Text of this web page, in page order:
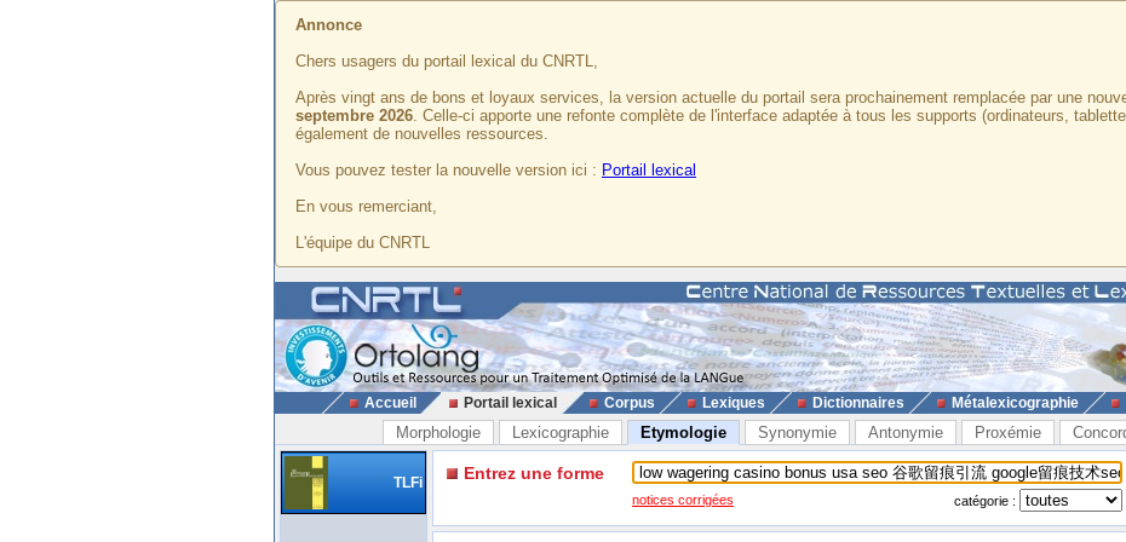
Annonce
Chers usagers du portail lexical du CNRTL,
Après vingt ans de bons et loyaux services, la version actuelle du portail sera prochainement remplacée par une
septembre 2026. Celle-ci apporte une refonte complète de l'interface adaptée à tous les supports (ordinateurs,
également de nouvelles ressources.
Vous pouvez tester la nouvelle version ici : Portail lexical
En vous remerciant,
L'équipe du CNRTL
Accueil Portail lexical Corpus Lexiques Dictionnaires Métalexicographie
Morphologie Lexicographie Etymologie Synonymie Antonymie Proxémie
TLFi Entrez une forme
notices corrigées catégorie :